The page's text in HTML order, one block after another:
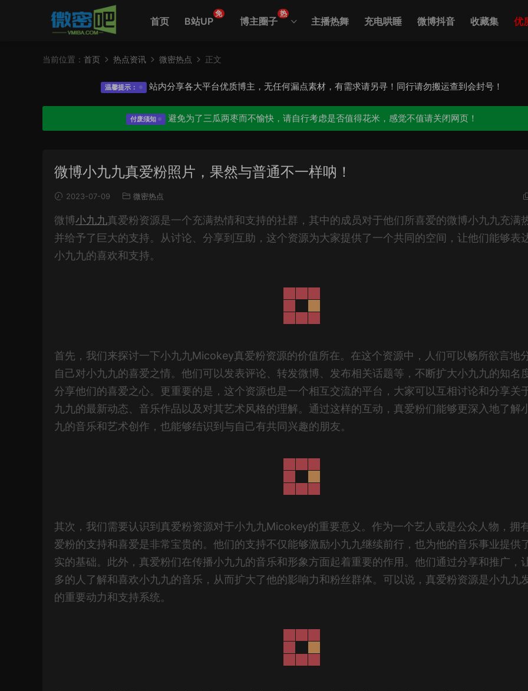
首页 B站UP
免
博主圈子
热
主播热舞 充电哄睡 微博抖音 收藏集 优
当前位置： 首页 热点资讯 微密热点 正文
温馨提示： 站内分享各大平台优质博主，无任何漏点素材，有需求请另寻！同行请勿搬运查到会封号！
付废须知 避免为了三瓜两枣而不愉快，请自行考虑是否值得花米，感觉不值请关闭网页！
微博小九九真爱粉照片，果然与普通不一样呐！
2023-07-09 微密热点
微博小九九真爱粉资源是一个充满热情和支持的社群，其中的成员对于他们所喜爱的微博小九九充满
并给予了巨大的支持。从讨论、分享到互助，这个资源为大家提供了一个共同的空间，让他们能够表
小九九的喜欢和支持。
首先，我们来探讨一下小九九Micokey真爱粉资源的价值所在。在这个资源中，人们可以畅所欲言地
自己对小九九的喜爱之情。他们可以发表评论、转发微博、发布相关话题等，不断扩大小九九的知名
分享他们的喜爱之心。更重要的是，这个资源也是一个相互交流的平台，大家可以互相讨论和分享关
九九的最新动态、音乐作品以及对其艺术风格的理解。通过这样的互动，真爱粉们能够更深入地了解
九的音乐和艺术创作，也能够结识到与自己有共同兴趣的朋友。
其次，我们需要认识到真爱粉资源对于小九九Micokey的重要意义。作为一个艺人或是公众人物，拥
爱粉的支持和喜爱是非常宝贵的。他们的支持不仅能够激励小九九继续前行，也为他的音乐事业提供
实的基础。此外，真爱粉们在传播小九九的音乐和形象方面起着重要的作用。他们通过分享和推广，
多的人了解和喜欢小九九的音乐，从而扩大了他的影响力和粉丝群体。可以说，真爱粉资源是小九九
的重要动力和支持系统。